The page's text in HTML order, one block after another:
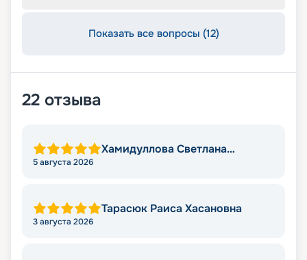
Показать все вопросы (12)
22 отзыва
Хамидуллова Светлана
5 августа 2026
Тарасюк Раиса Хасановна
3 августа 2026